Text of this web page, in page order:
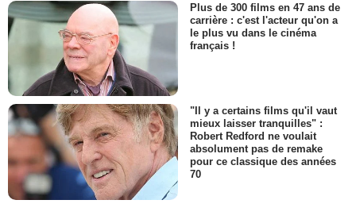
Plus de 300 films en 47 ans de
carrière : c'est l'acteur qu'on a
le plus vu dans le cinéma
français !
"Il y a certains films qu'il vaut
mieux laisser tranquilles" :
Robert Redford ne voulait
absolument pas de remake
pour ce classique des années
70